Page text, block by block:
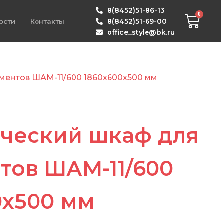
Контакты
8(8452)51-86-13
8(8452)51-69-00
office_style@bk.ru
ШАМ-11/600 1860x600x500 мм
шкаф для
ШАМ-11/600
мм